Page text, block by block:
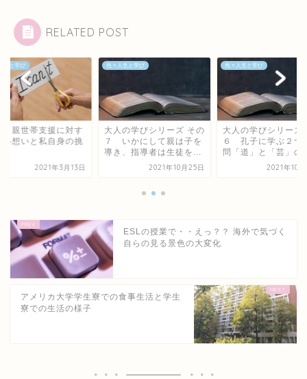
RELATED POST
生と学び
り親世帯支援に対す
い想いと私自身の挑
2021年3月13日
色々人生と学び
大人の学びシリーズ その
７ いかにして親は子を
導き、指導者は生徒を...
2021年10月25日
色々人生と学び
大人の学びシリーズ
６ 孔子に学ぶ２つ
問「道」と「芸」の
2021年10
ESLの授業で・・えっ？？ 海外で気づく
自らの見る景色の大変化
アメリカ大学学生寮での食事生活と学生
寮での生活の様子